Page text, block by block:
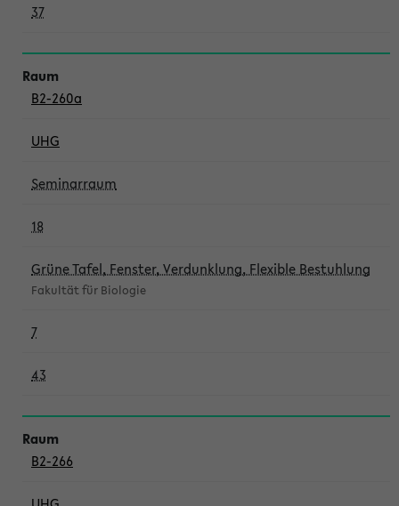
37
B2-260a
UHG
Seminarraum
18
Grüne Tafel, Fenster, Verdunklung, Flexible Bestuhlung
Fakultät für Biologie
7
43
B2-266